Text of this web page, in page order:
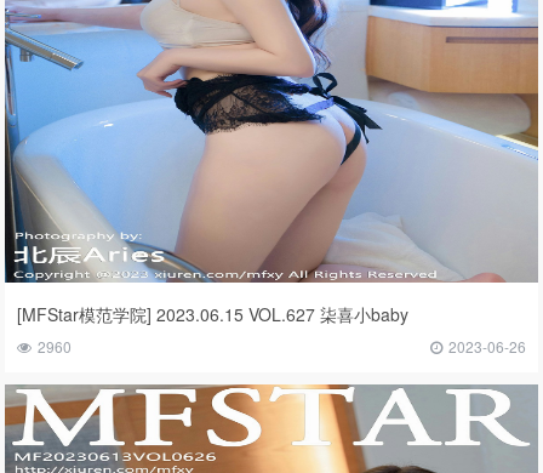
[MFStar模范学院] 2023.06.15 VOL.627 柒喜小baby
2960 2023-06-26